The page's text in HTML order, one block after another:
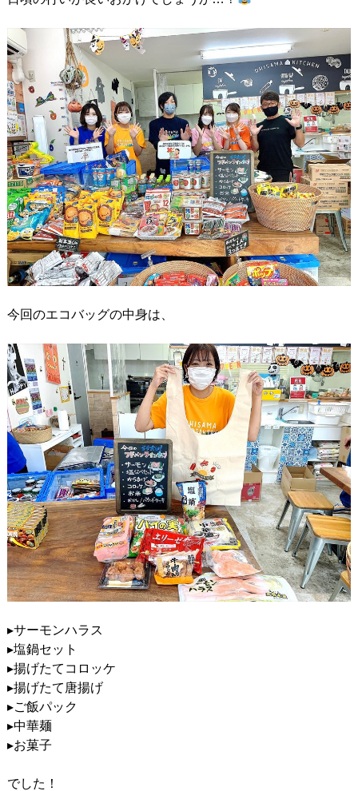
今回のエコバッグの中身は、
▸サーモンハラス
▸塩鍋セット
▸揚げたてコロッケ
▸揚げたて唐揚げ
▸ご飯パック
▸中華麺
▸お菓子
でした！